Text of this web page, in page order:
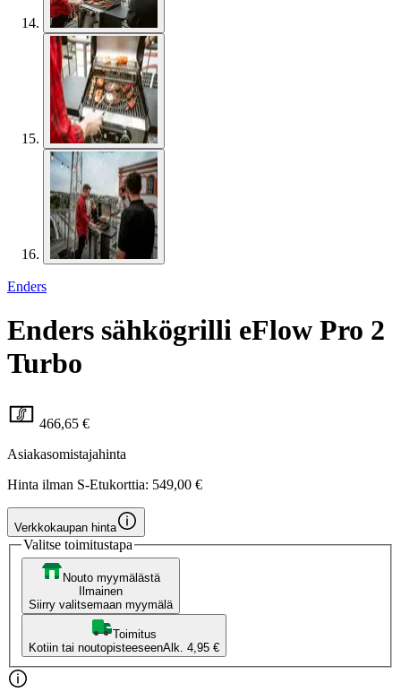
Enders
Enders sähkögrilli eFlow Pro 2
Turbo
466,65 €
Asiakasomistajahinta
Hinta ilman S-Etukorttia: 549,00 €
Verkkokaupan hinta
Valitse toimitustapa
Nouto myymälästä
Ilmainen
Siirry valitsemaan myymälä
Toimitus
Kotiin tai noutopisteeseenAlk. 4,95 €